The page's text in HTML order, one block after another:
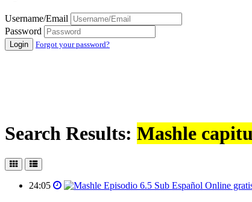
Username/Email
Password
Login Forgot your password?
Search Results: Mashle
24:05